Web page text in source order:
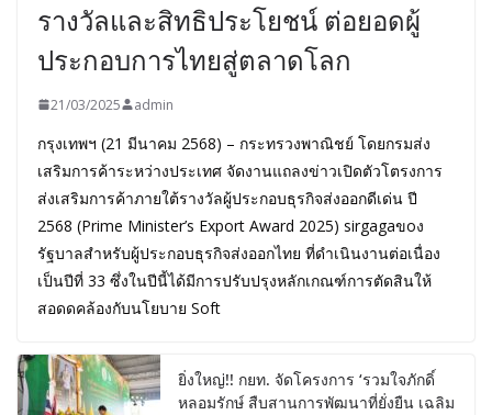
รางวัลและสิทธิประโยชน์ ต่อยอดผู้
ประกอบการไทยสู่ตลาดโลก
21/03/2025 admin
กรุงเทพฯ (21 มีนาคม 2568) – กระทรวงพาณิชย์ โดยกรมส่ง
เสริมการค้าระหว่างประเทศ จัดงานแถลงข่าวเปิดตัวโตรงการ
ส่งเสริมการค้าภายใต้รางวัลผู้ประกอบธุรกิจส่งออกดีเด่น ปี
2568 (Prime Minister’s Export Award 2025) sirgagaขoง
รัฐบาลสำหรับผู้ประกอบธุรกิจส่งออกไทย ที่ดำเนินงานต่อเนื่อง
เป็นปีที่ 33 ซึ่งในปีนี้ได้มีการปรับปรุงหลักเกณฑ์การตัดสินให้
สอดดคล้องกับนโยบาย Soft
ยิ่งใหญ่!! กยท. จัดโครงการ ‘รวมใจภักดิ์
หลอมรักษ์ สืบสานการพัฒนาที่ยั่งยืน เฉลิม